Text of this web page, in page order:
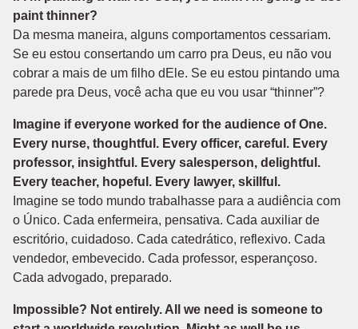
paint thinner?
Da mesma maneira, alguns comportamentos cessariam.
Se eu estou consertando um carro pra Deus, eu não vou
cobrar a mais de um filho dEle. Se eu estou pintando uma
parede pra Deus, você acha que eu vou usar “thinner”?
Imagine if everyone worked for the audience of One.
Every nurse, thoughtful. Every officer, careful. Every
professor, insightful. Every salesperson, delightful.
Every teacher, hopeful. Every lawyer, skillful.
Imagine se todo mundo trabalhasse para a audiência com
o Único. Cada enfermeira, pensativa. Cada auxiliar de
escritório, cuidadoso. Cada catedrático, reflexivo. Cada
vendedor, embevecido. Cada professor, esperançoso.
Cada advogado, preparado.
Impossible? Not entirely. All we need is someone to